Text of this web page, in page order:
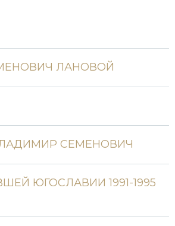
и топонимика
теория и методология
ЛАНОВОЙ
СЕМЕНОВИЧ
ЮГОСЛАВИИ 1991-1995